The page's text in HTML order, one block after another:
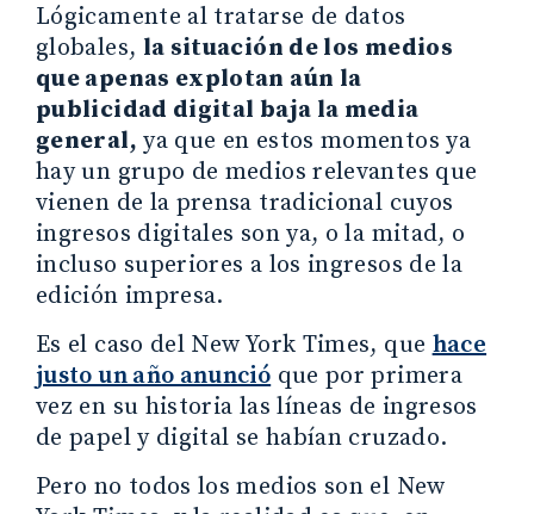
Lógicamente al tratarse de datos
globales, la situación de los medios
que apenas explotan aún la
publicidad digital baja la media
general, ya que en estos momentos ya
hay un grupo de medios relevantes que
vienen de la prensa tradicional cuyos
ingresos digitales son ya, o la mitad, o
incluso superiores a los ingresos de la
edición impresa.
Es el caso del New York Times, que hace
justo un año anunció que por primera
vez en su historia las líneas de ingresos
de papel y digital se habían cruzado.
Pero no todos los medios son el New